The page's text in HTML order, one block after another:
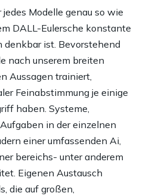
Modelle genau so wie
DALL-Eulersche konstante
denkbar ist. Bevorstehend
nach unserem breiten
Aussagen trainiert,
Feinabstimmung je einige
haben. Systeme,
in der einzelnen
einer umfassenden Ai,
bereichs- unter anderem
Eigenen Austausch
die auf großen,